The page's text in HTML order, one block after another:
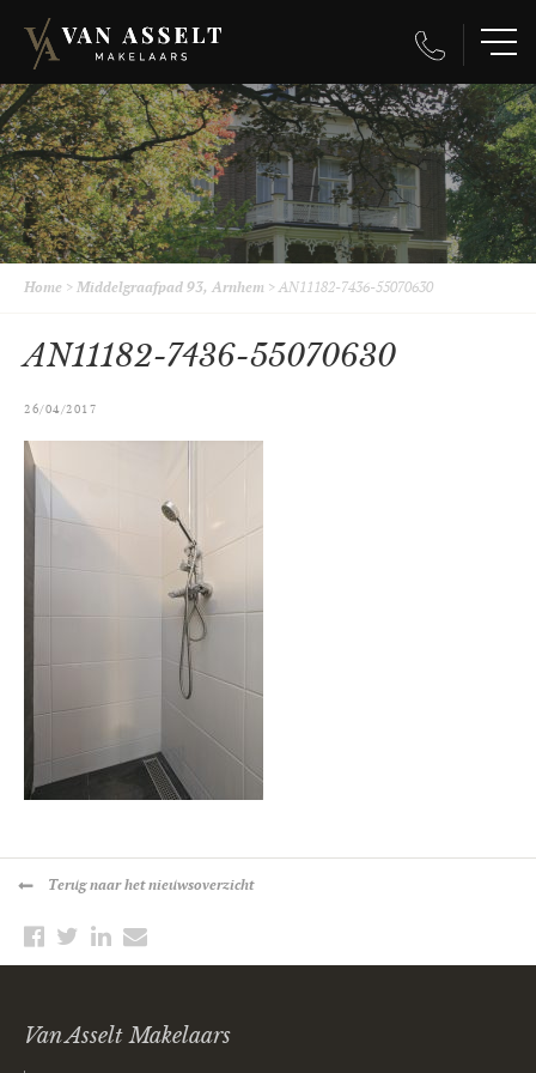
Home > Middelgraafpad 93, Arnhem >AN11182-7436-55070630
AN11182-7436-55070630
26/04/2017
Terugnaar het nieuwsoverzicht
Van Asselt Makelaars